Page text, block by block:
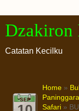
Dzakiron
Catatan Kecilku
SEP
Home »
Safari »